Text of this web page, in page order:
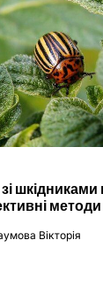
шкідниками
методи
Вікторія